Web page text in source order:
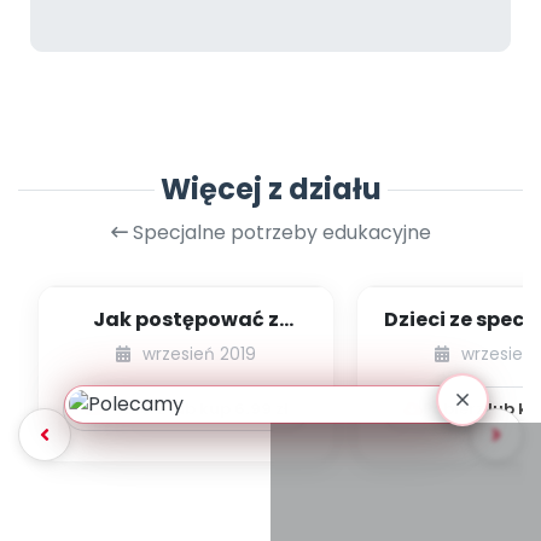
Więcej z działu
Specjalne potrzeby edukacyjne
Jak postępować z
dzieckiem
wykazującym
nadpobudliwość?...
wrzesień 2019
Pobierz lub kup
Dzieci ze
uczeniu się
wrzesień
Pobierz lub